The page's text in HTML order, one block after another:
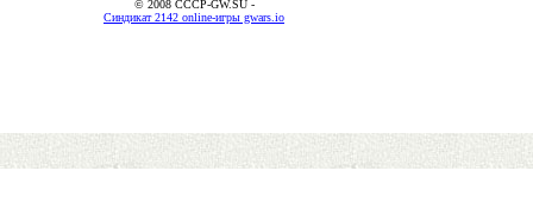
© 2008 CCCP-GW.SU -
Синдикат 2142 online-игры gwars.io